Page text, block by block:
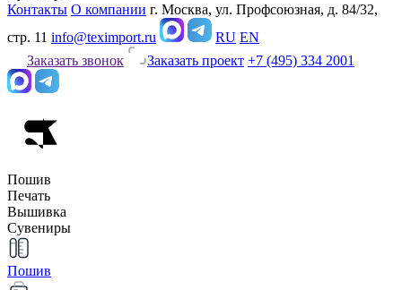
Контакты О компании г. Москва, ул. Профсоюзная, д. 84/32,
стр. 11 info@teximport.ru RU EN
Заказать звонок
Заказать проект +7 (495) 334 2001
Пошив
Печать
Вышивка
Сувениры
Пошив